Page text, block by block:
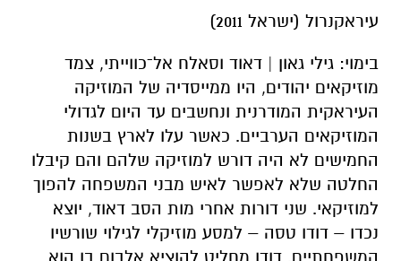
עיראקנרול (ישראל 2011)
בימוי: גילי גאון | דאוד וסאלח אל־כווייתי, צמד
מוזיקאים יהודים, היו ממייסדיה של המוזיקה
העיראקית המודרנית ונחשבים עד היום לגדולי
המוזיקאים הערביים. כאשר עלו לארץ בשנות
החמישים לא היה דורש למוזיקה שלהם והם קיבלו
החלטה שלא לאפשר לאיש מבני המשפחה להפוך
למוזיקאי. שני דורות אחרי מות הסב דאוד, יוצא
נכדו – דודו טסה – למסע מוזיקלי לגילוי שורשיו